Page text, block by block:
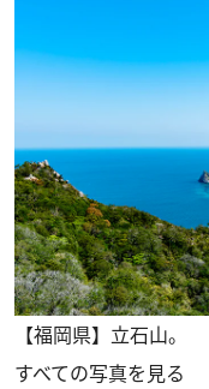
【福岡県】立石山。
すべての写真を見る